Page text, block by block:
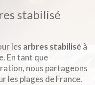
stabilisé
les arbres stabilisé à
En tant que
nous partageons
les plages de France.